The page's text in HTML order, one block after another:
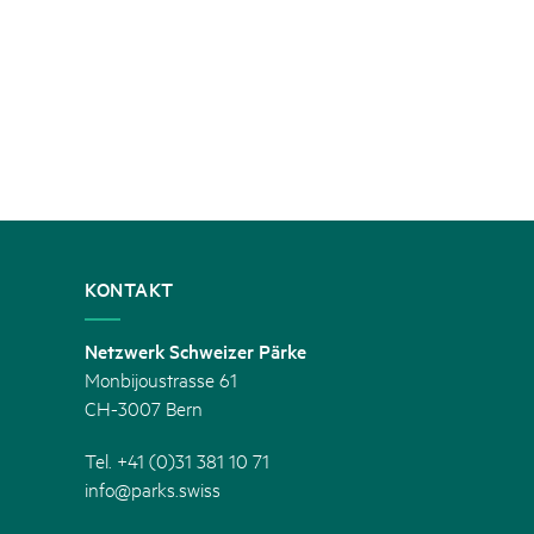
KONTAKT
Netzwerk Schweizer Pärke
Monbijoustrasse 61
CH-3007 Bern
Tel. +41 (0)31 381 10 71
info@parks.swiss